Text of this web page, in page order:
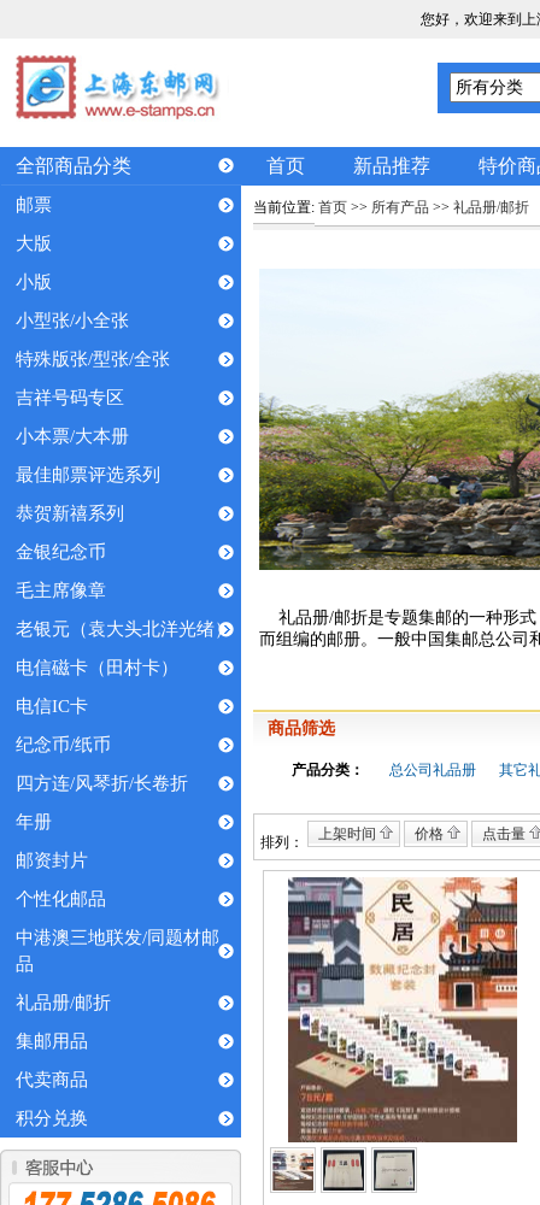
您好，欢迎来到
全部商品分类 首页 新品推荐 特价商
邮票
大版
小版
小型张/小全张
特殊版张/型张/全张
吉祥号码专区
小本票/大本册
最佳邮票评选系列
恭贺新禧系列
金银纪念币
毛主席像章
老银元（袁大头北洋光绪）
电信磁卡（田村卡）
电信IC卡
纪念币/纸币
四方连/风琴折/长卷折
年册
邮资封片
个性化邮品
中港澳三地联发/同题材邮
品
礼品册/邮折
集邮用品
代卖商品
积分兑换
当前位置: 首页 >> 所有产品 >> 礼品册/邮折
礼品册/邮折是专题集邮的一种形式
而组编的邮册。一般中国集邮总公司
商品筛选
产品分类： 总公司礼品册 其它
排列： 上架时间 价格 点击量